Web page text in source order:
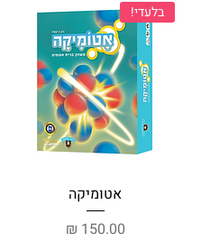
בלעדי!
אטומיקה
מחיר